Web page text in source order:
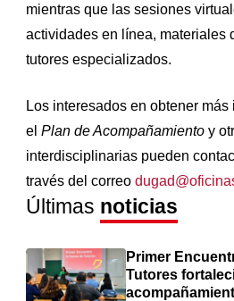
mientras que las sesiones
actividades en línea, materiales
tutores especializados.
Los interesados en obtener
elPlan de Acompañamiento y
interdisciplinarias pueden
través del correo
Últimas noticias
Primer
Tutores